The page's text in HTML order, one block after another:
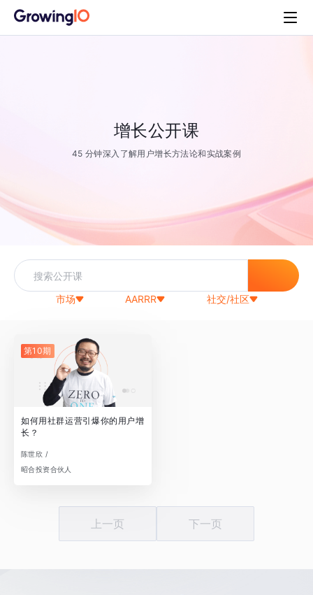
增长公开课
45 分钟深入了解用户增长方法论和实战案例
市场 AARRR 社交/社区
第10期
如何用社群运营引爆你的用户增
长？
陈世欣 /
昭合投资合伙人
上一页 下一页